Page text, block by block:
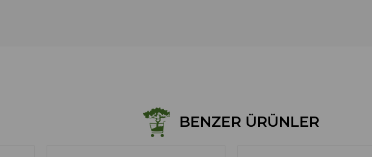
BENZER ÜRÜNLER